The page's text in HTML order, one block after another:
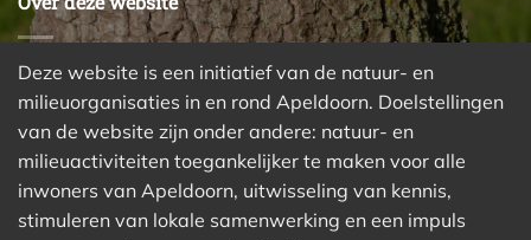
Deze website is een initiatief van de natuur- en
milieuorganisaties in en rond Apeldoorn. Doelstellingen
van de website zijn onder andere: natuur- en
milieuactiviteiten toegankelijker te maken voor alle
inwoners van Apeldoorn, uitwisseling van kennis,
stimuleren van lokale samenwerking en een impuls